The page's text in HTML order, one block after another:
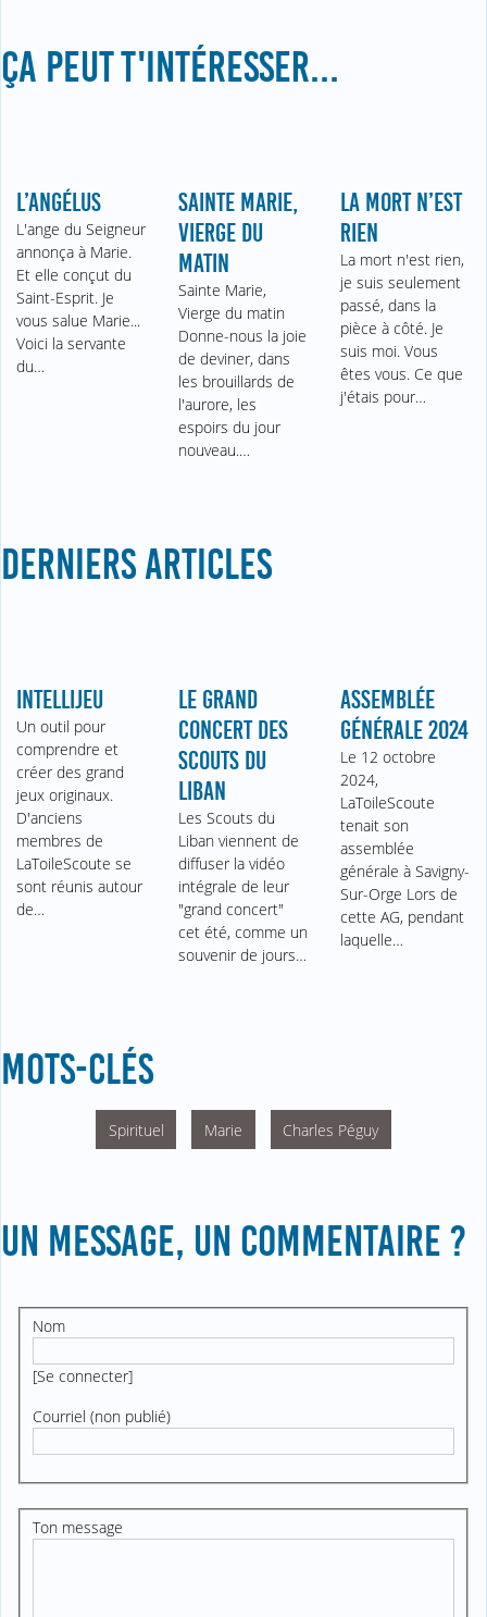
ÇA PEUT T'INTÉRESSER...
L’ANGÉLUS
L'ange du Seigneur
annonça à Marie.
Et elle conçut du
Saint-Esprit. Je
vous salue Marie...
Voici la servante
du…
SAINTE MARIE,
VIERGE DU
MATIN
Sainte Marie,
Vierge du matin
Donne-nous la joie
de deviner, dans
les brouillards de
l'aurore, les
espoirs du jour
nouveau.…
LA MORT N’EST
RIEN
La mort n'est rien,
je suis seulement
passé, dans la
pièce à côté. Je
suis moi. Vous
êtes vous. Ce que
j'étais pour…
DERNIERS ARTICLES
INTELLIJEU
Un outil pour
comprendre et
créer des grand
jeux originaux.
D'anciens
membres de
LaToileScoute se
sont réunis autour
de…
LE GRAND
CONCERT DES
SCOUTS DU
LIBAN
Les Scouts du
Liban viennent de
diffuser la vidéo
intégrale de leur
"grand concert"
cet été, comme un
souvenir de jours…
ASSEMBLÉE
GÉNÉRALE 2024
Le 12 octobre
2024,
LaToileScoute
tenait son
assemblée
générale à Savigny-
Sur-Orge Lors de
cette AG, pendant
laquelle…
MOTS-CLÉS
Spirituel Marie Charles Péguy
UN MESSAGE, UN COMMENTAIRE ?
Nom
[Se connecter]
Courriel (non publié)
Ton message